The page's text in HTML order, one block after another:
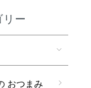
リー
おつまみ